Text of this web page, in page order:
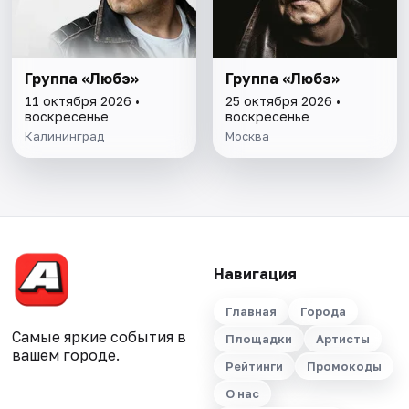
Группа «Любэ»
11 октября 2026 •
воскресенье
Калининград
Группа «Любэ»
25 октября 2026 •
воскресенье
Москва
Самые яркие события в
вашем городе.
Навигация
Главная
Города
Площадки
Артисты
Рейтинги
Промокоды
О нас